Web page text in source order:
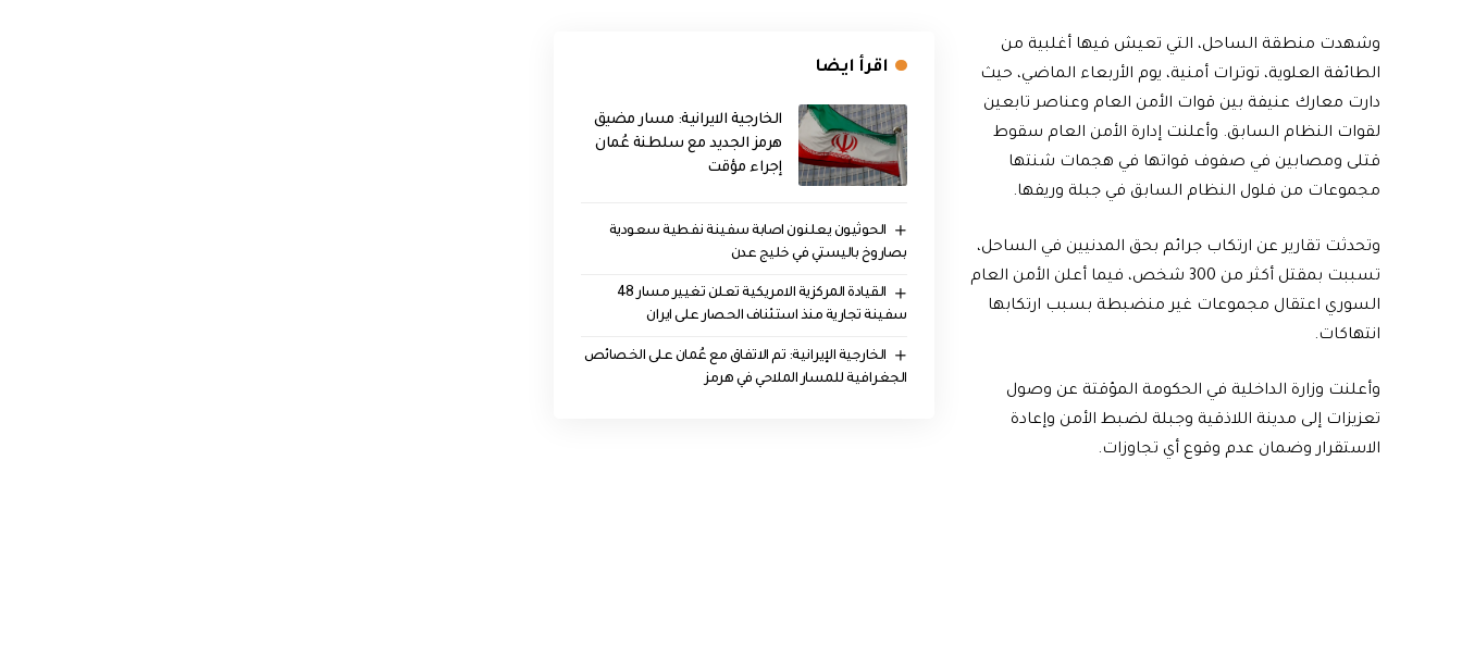
اقرأ ايضا
الخارجية الايرانية: مسار مضيق
هرمز الجديد مع سلطنة عُمان
إجراء مؤقت
الحوثيون يعلنون اصابة سفينة نفطية سعودية
بصاروخ باليستي في خليج عدن
القيادة المركزية الامريكية تعلن تغيير مسار 48
سفينة تجارية منذ استئناف الحصار على ايران
‏الخارجية الإيرانية: تم الاتفاق مع عُمان على الخصائص
الجغرافية للمسار الملاحي في هرمز
وشهدت منطقة الساحل، التي تعيش فيها أغلبية من
الطائفة العلوية، توترات أمنية، يوم الأربعاء الماضي، حيث
دارت معارك عنيفة بين قوات الأمن العام وعناصر تابعين
لقوات النظام السابق. وأعلنت إدارة الأمن العام سقوط
قتلى ومصابين في صفوف قواتها في هجمات شنتها
مجموعات من فلول النظام السابق في جبلة وريفها.
وتحدثت تقارير عن ارتكاب جرائم بحق المدنيين في الساحل،
تسببت بمقتل أكثر من 300 شخص، فيما أعلن الأمن العام
السوري اعتقال مجموعات غير منضبطة بسبب ارتكابها
انتهاكات.
وأعلنت وزارة الداخلية في الحكومة المؤقتة عن وصول
تعزيزات إلى مدينة اللاذقية وجبلة لضبط الأمن وإعادة
الاستقرار وضمان عدم وقوع أي تجاوزات.